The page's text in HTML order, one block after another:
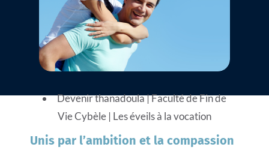
Devenir thanadoula|Faculté de Fin de
Vie Cybèle| Les éveils à la vocation
Unis par l’ambition et la compassion